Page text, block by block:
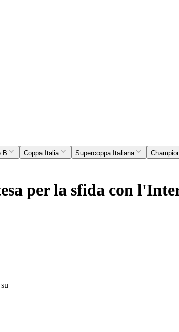
B Coppa Italia Supercoppa Italiana
per la sfida con